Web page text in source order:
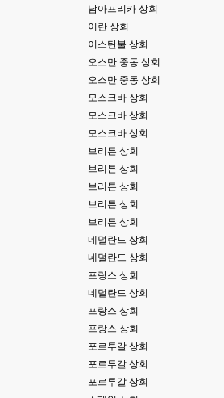
남아프리카 상회
이란 상회
이스탄불 상회
오스만 중동 상회
오스만 중동 상회
모스크바 상회
모스크바 상회
모스크바 상회
브리튼 상회
브리튼 상회
브리튼 상회
브리튼 상회
브리튼 상회
네덜란드 상회
네덜란드 상회
프랑스 상회
네덜란드 상회
프랑스 상회
프랑스 상회
포르투갈 상회
포르투갈 상회
포르투갈 상회
다른기능은 다 잘 작동중이니 털썩 ...
테스트하는동안 전 안나가고있겠습니다. ㅋㅋ
아녀요 하실꺼 하셔도 되요 ㅋ
라이믹스로 갈아타야되나 말아야하나 심히 고민
워드프레스는 영 손에 안맞고 ..
이거 아직 xe1인가용
이쪽 사이트는 웹호스팅 php5.5버전쪽 ,,
라이믹스나 xe1이나 똑같은거같은데용 ㅎ-ㅎ;;;
기 골치 아프긴 한데 전 갈아업고 넘어가서